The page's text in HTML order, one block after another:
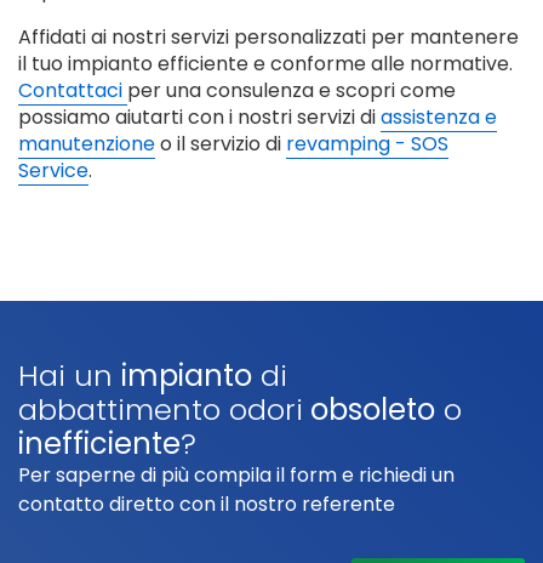
Affidati ai nostri servizi personalizzati per mantenere
il tuo impianto efficiente e conforme alle normative.
Contattaci per una consulenza e scopri come
possiamo aiutarti con i nostri servizi diassistenza e
manutenzioneo il servizio di revamping - SOS
Service.
Hai un impianto di
abbattimento odori obsoleto o
inefficiente?
Per saperne di più compila il form e richiedi un
contatto diretto con il nostro referente